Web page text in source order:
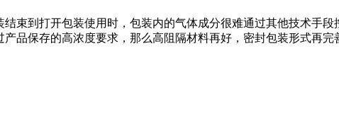
到打开包装使用时，包装内的气体成分很难通过其他技术手段
品保存的高浓度要求，那么高阻隔材料再好，密封包装形式再完